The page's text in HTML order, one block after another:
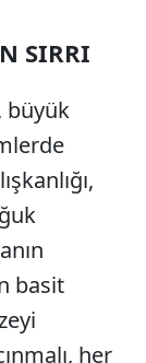
SIRRI
büyük
basit
her